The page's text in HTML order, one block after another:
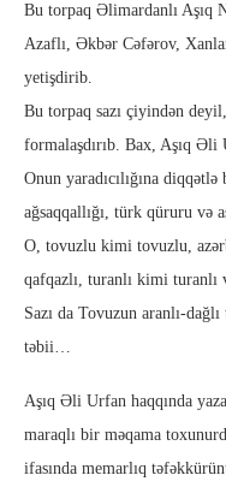
Bu torpaq Əlimardanlı Aşıq
Azaflı, Əkbər Cəfərov,
yetişdirib.
Bu torpaq sazı çiyindən
formalaşdırıb. Bax, Aşıq Əli
Onun yaradıcılığına
ağsaqqallığı, türk qüruru və
O, tovuzlu kimi tovuzlu,
qafqazlı, turanlı kimi turanlı
Sazı da Tovuzun aranlı-
təbii…
Aşıq Əli Urfan haqqında
maraqlı bir məqama
ifasında memarlıq